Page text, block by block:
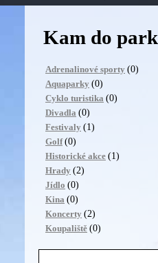
Kam do
Adrenalinové sporty (0)
Aquaparky (0)
Cyklo turistika (0)
Divadla (0)
Festivaly (1)
Golf (0)
Historické akce (1)
Hrady (2)
Jídlo (0)
Kina (0)
Koncerty (2)
Koupaliště (0)